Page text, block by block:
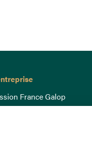
France Galop